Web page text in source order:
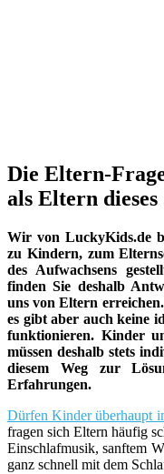
Die Eltern-
als Eltern dieses
Wir von LuckyKids.de
zu Kindern, zum
des Aufwachsens
finden Sie deshalb
uns von Eltern
es gibt aber auch keine
funktionieren. Kinder
müssen deshalb stets
diesem Weg zur
Erfahrungen.
Dürfen Kinder überhaupt
fragen sich Eltern häufig
Einschlafmusik, sanftem
ganz schnell mit dem